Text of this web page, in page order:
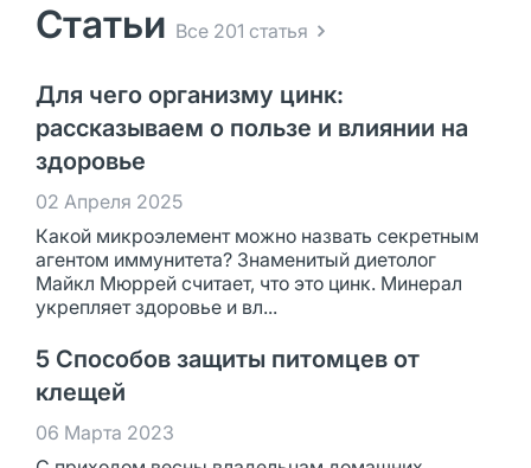
Статьи Все 201 статья
Для чего организму цинк:
рассказываем о пользе и влиянии на
здоровье
02 Апреля 2025
Какой микроэлемент можно назвать секретным
агентом иммунитета? Знаменитый диетолог
Майкл Мюррей считает, что это цинк. Минерал
укрепляет здоровье и вл...
5 Способов защиты питомцев от
клещей
06 Марта 2023